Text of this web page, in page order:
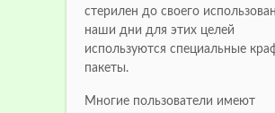
стерилен до своего
наши дни для этих целей
используются специальные
пакеты.
Многие пользователи имеют